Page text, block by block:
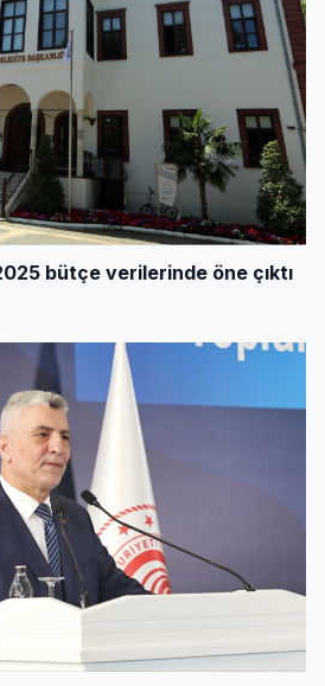
bütçe verilerinde öne çıktı